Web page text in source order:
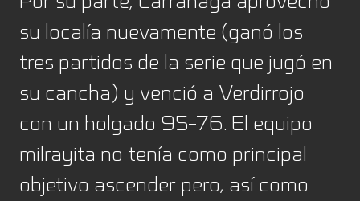
su localía nuevamente (ganó los
tres partidos de la serie que jugó en
su cancha) y venció a Verdirrojo
con un holgado 95-76. El equipo
milrayita no tenía como principal
objetivo ascender pero, así como